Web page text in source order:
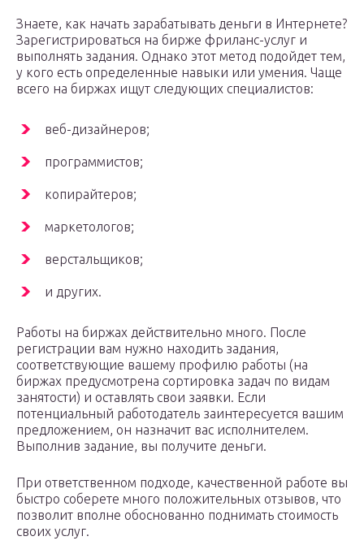
Знаете, как начать зарабатывать деньги в Интернете?
Зарегистрироваться на бирже фриланс-услуг и
выполнять задания. Однако этот метод подойдет тем,
у кого есть определенные навыки или умения. Чаще
всего на биржах ищут следующих специалистов:
веб-дизайнеров;
программистов;
копирайтеров;
маркетологов;
верстальщиков;
и других.
Работы на биржах действительно много. После
регистрации вам нужно находить задания,
соответствующие вашему профилю работы (на
биржах предусмотрена сортировка задач по видам
занятости) и оставлять свои заявки. Если
потенциальный работодатель заинтересуется вашим
предложением, он назначит вас исполнителем.
Выполнив задание, вы получите деньги.
При ответственном подходе, качественной работе вы
быстро соберете много положительных отзывов, что
позволит вполне обоснованно поднимать стоимость
своих услуг.